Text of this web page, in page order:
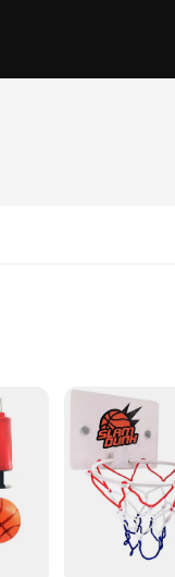
own home.
also adds a touch of
indoor space.